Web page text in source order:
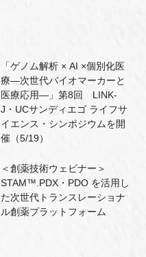
「ゲノム解析 × AI ×個別化医
療―次世代バイオマーカーと
医療応用―」第8回 LINK-
J・UCサンディエゴ ライフサ
イエンス・シンポジウムを開
催（5/19）
＜創薬技術ウェビナー＞
STAM™.PDX・PDO を活用し
た次世代トランスレーショナ
ル創薬プラットフォーム